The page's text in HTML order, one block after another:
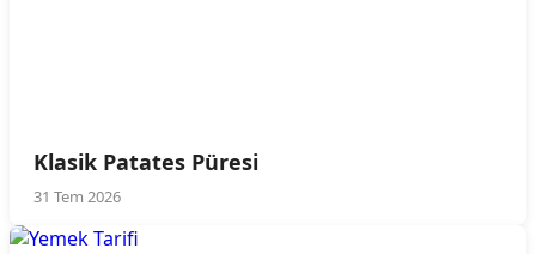
Klasik Patates Püresi
31 Tem 2026